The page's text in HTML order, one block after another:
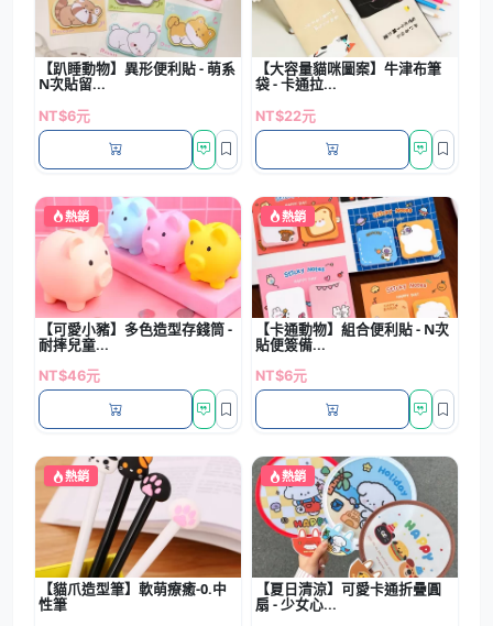
【趴睡動物】異形便利貼 - 萌系
N次貼留...
NT$6元
【大容量貓咪圖案】牛津布筆
袋 - 卡通拉...
NT$22元
熱銷
【可愛小豬】多色造型存錢筒 -
耐摔兒童...
NT$46元
熱銷
【卡通動物】組合便利貼 - N次
貼便簽備...
NT$6元
熱銷
【貓爪造型筆】軟萌療癒-0.中
性筆
熱銷
【夏日清涼】可愛卡通折疊圓
扇 - 少女心...